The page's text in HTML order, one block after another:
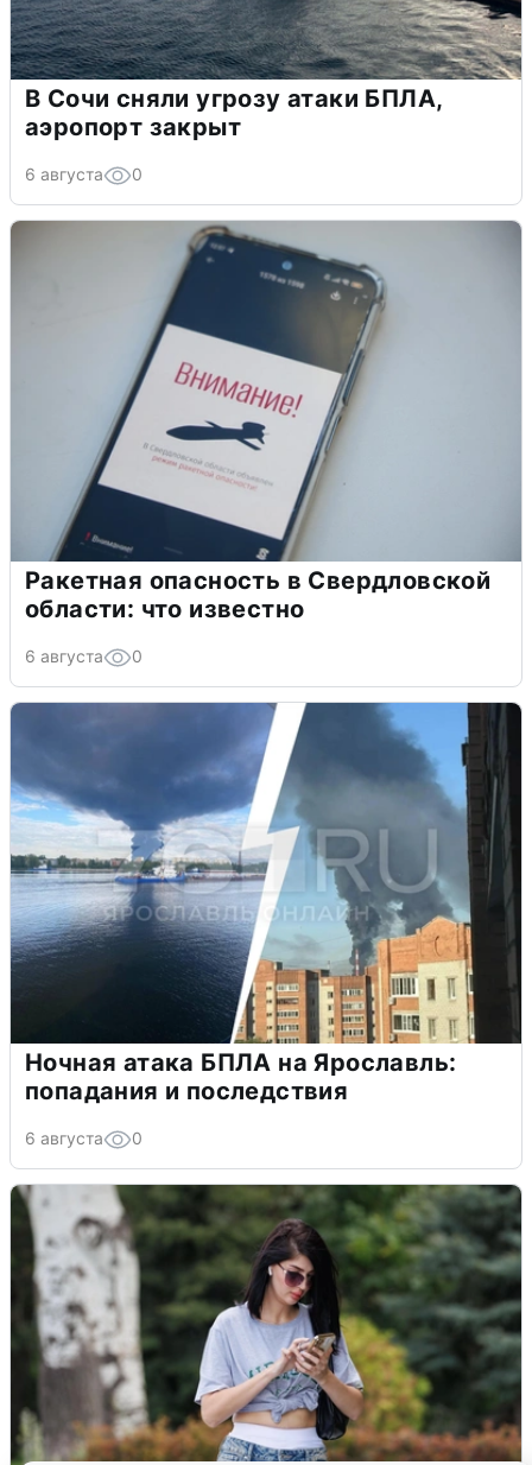
В Сочи сняли угрозу атаки БПЛА,
аэропорт закрыт
6 августа 0
Ракетная опасность в Свердловской
области: что известно
6 августа 0
Ночная атака БПЛА на Ярославль:
попадания и последствия
6 августа 0